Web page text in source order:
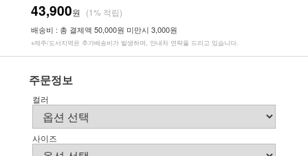
43,900원 (1% 적립)
배송비 : 총 결제액 50,000원 미만시 3,000원
※제주/도서지역은 추가배송비가 발생하며, 안내차 연락을 드리고 있습니다.
주문정보
컬러
사이즈